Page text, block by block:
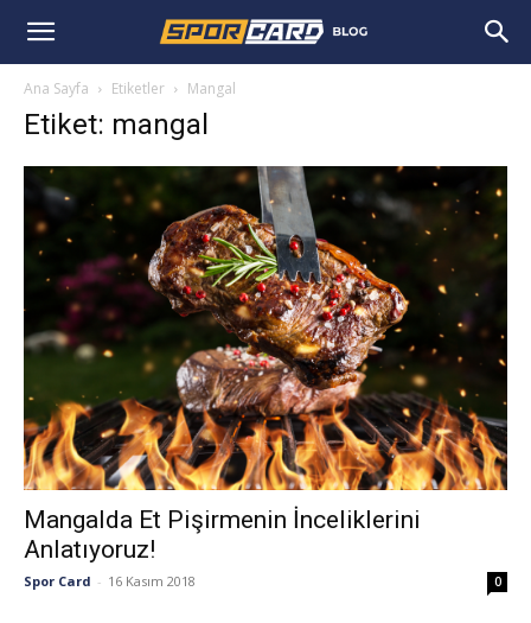
Ana Sayfa Etiketler Mangal
Etiket: mangal
Mangalda Et Pişirmenin İnceliklerini
Anlatıyoruz!
Spor Card - 16 Kasım 2018 0